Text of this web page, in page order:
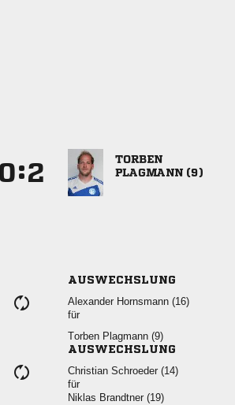
:

 
AUSWECHSLUNG
  
für
  
AUSWECHSLUNG
  
für
  